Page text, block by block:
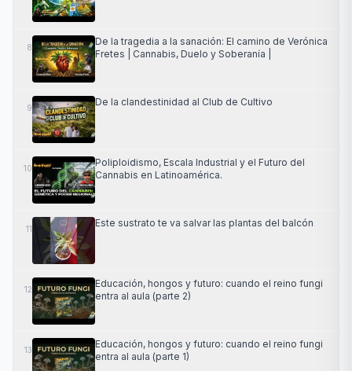
8
De la tragedia a la sanación: El camino de Verónica
Fretes | Cannabis, Duelo y Soberanía |
9 De la clandestinidad al Club de Cultivo
10
Poliploidismo, Escala Industrial y el Futuro del
Cannabis en Latinoamérica.
11 Este sustrato te va salvar las plantas del balcón
12
Educación, hongos y futuro: cuando el reino fungi
entra al aula (parte 2)
13
Educación, hongos y futuro: cuando el reino fungi
entra al aula (parte 1)